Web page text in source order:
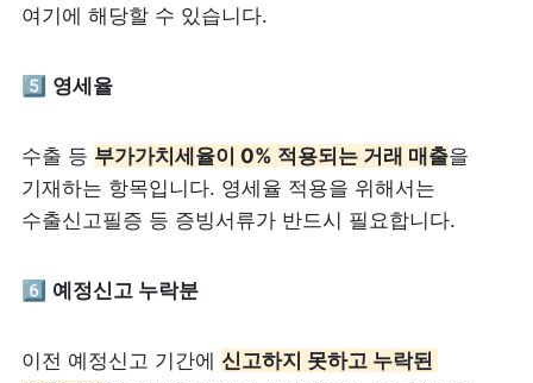
여기에 해당할 수 있습니다.
5️⃣ 영세율
수출 등 부가가치세율이 0% 적용되는 거래 매출을
기재하는 항목입니다. 영세율 적용을 위해서는
수출신고필증 등 증빙서류가 반드시 필요합니다.
6️⃣ 예정신고 누락분
이전 예정신고 기간에 신고하지 못하고 누락된